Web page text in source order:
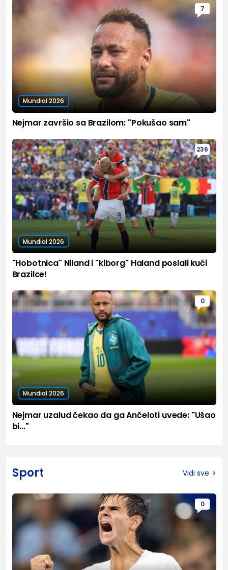
7
Mundial 2026
Nejmar završio sa Brazilom: "Pokušao sam"
236
Mundial 2026
"Hobotnica" Niland i "kiborg" Haland poslali kući
Brazilce!
0
Mundial 2026
Nejmar uzalud čekao da ga Ančeloti uvede: "Ušao
bi..."
Sport Vidi sve
0